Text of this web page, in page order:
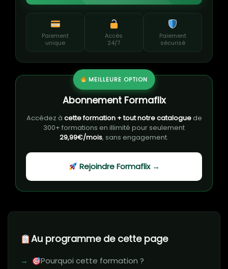
Au programme de cette page
Pourquoi cette formation ?
Paiement
unique
Accès
24/7
Paiement
sécurisé
MEILLEURE OPTION
Abonnement Formaflix
Accédez à cette formation + tout notre cataloguede
300+ formations en illimité pour seulement
29,99€/mois, sans engagement.
Rejoindre Formaflix →